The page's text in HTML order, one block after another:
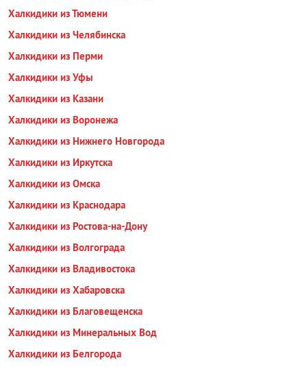
Халкидики из Тюмени
Халкидики из Челябинска
Халкидики из Перми
Халкидики из Уфы
Халкидики из Казани
Халкидики из Воронежа
Халкидики из Нижнего Новгорода
Халкидики из Иркутска
Халкидики из Омска
Халкидики из Краснодара
Халкидики из Ростова-на-Дону
Халкидики из Волгограда
Халкидики из Владивостока
Халкидики из Хабаровска
Халкидики из Благовещенска
Халкидики из Минеральных Вод
Халкидики из Белгорода